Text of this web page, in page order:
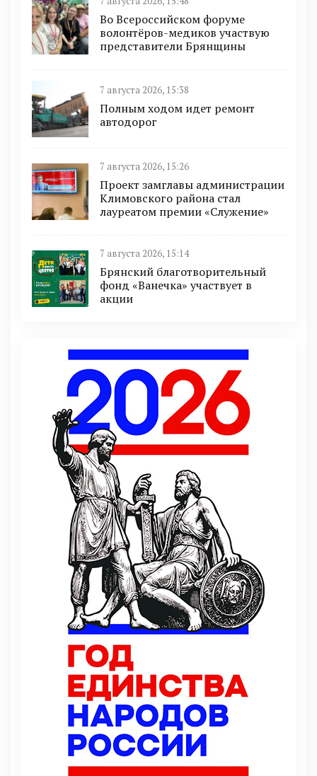
Во Всероссийском форуме
волонтёров-медиков участвую
представители Брянщины
7 августа 2026, 15:38
Полным ходом идет ремонт
автодорог
7 августа 2026, 15:26
Проект замглавы администрации
Климовского района стал
лауреатом премии «Служение»
7 августа 2026, 15:14
Брянский благотворительный
фонд «Ванечка» участвует в
акции